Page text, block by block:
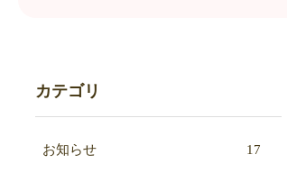
カテゴリ
お知らせ 17